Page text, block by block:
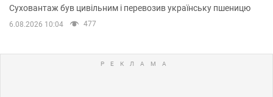
Суховантаж був цивільним і перевозив українську пшеницю
6.08.2026 10:04 477